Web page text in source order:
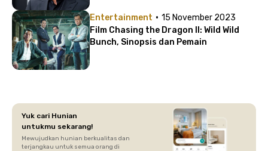
Entertainment · 15 November 2023
Film Chasing the Dragon II: Wild Wild
Bunch, Sinopsis dan Pemain
Yuk cari Hunian
untukmu sekarang!
Mewujudkan hunian berkualitas dan
terjangkau untuk semua orang di